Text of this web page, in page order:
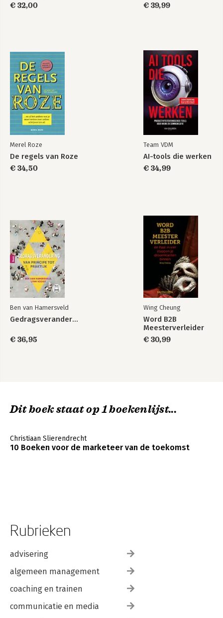
€ 32,00
€ 39,99
Merel Roze
De regels van Roze
€ 34,50
Team VDM
AI-tools die werken
€ 34,99
Ben van Hamersveld
Gedragsverandering
€ 36,95
Wing Cheung
Word B2B
Meesterverleider
€ 30,99
Dit boek staat op 1 boekenlijst...
Christiaan Slierendrecht
10 Boeken voor de marketeer van de toekomst
Rubrieken
advisering
algemeen management
coaching en trainen
communicatie en media